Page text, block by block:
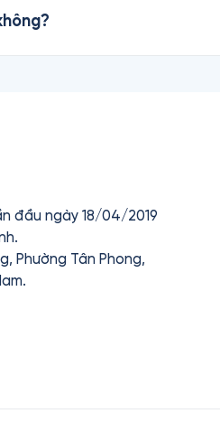
đầu ngày 18/04/2019
Phường Tân Phong,